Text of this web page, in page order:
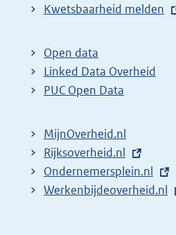
E
t
e
r
l
i
n
k
Kwetsbaarheid melden
Open data
Linked Data Overheid
PUC Open Data
MijnOverheid.nl
E
x
t
Rijksoverheid.nl
E
x
Ondernemersplein.nl
E
Werkenbijdeoverheid.nl